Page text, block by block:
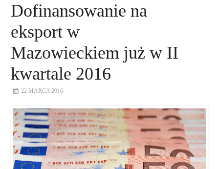
Dofinansowanie na
eksport w
Mazowieckiem już w II
kwartale 2016
22 MARCA 2016